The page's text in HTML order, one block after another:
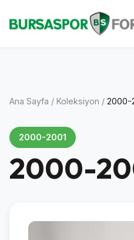
Ana Sayfa / Koleksiyon / 2000-
2000-2001
2000-